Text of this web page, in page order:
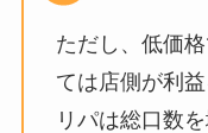
ただし、低価
ては店側が利
リパは総口数